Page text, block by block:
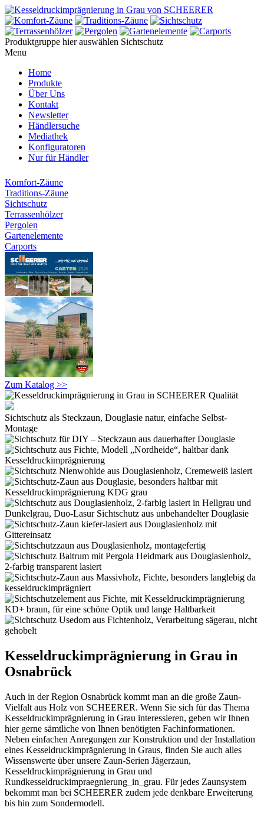
Produktgruppe hier auswählen Sichtschutz
Menu
Home
Produkte
Über Uns
Kontakt
Newsletter
Händlersuche
Mediathek
Konfiguratoren
Nur für Händler
Komfort-Zäune
Traditions-Zäune
Sichtschutz
Terrassenhölzer
Pergolen
Gartenelemente
Carports
Zum Katalog >>
Sichtschutz als Steckzaun, Douglasie natur, einfache Selbst-
Montage
Kesseldruckimprägnierung in Grau in
Osnabrück
Auch in der Region Osnabrück kommt man an die große Zaun-
Vielfalt aus Holz von SCHEERER. Wenn Sie sich für das Thema
Kesseldruckimprägnierung in Grau interessieren, geben wir Ihnen
hier gerne sämtliche von Ihnen benötigten Fachinformationen.
Neben einfachen Anregungen zur Konstruktion und der Installation
eines Kesseldruckimprägnierung in Graus, finden Sie auch alles
Wissenswerte über unsere Zaun-Serien Jägerzaun,
Kesseldruckimprägnierung in Grau und
Rundkesseldruckimpraegnierung_in_grau. Für jedes Zaunsystem
bekommt man bei SCHEERER zudem jede denkbare Erweiterung
bis hin zum Sondermodell.